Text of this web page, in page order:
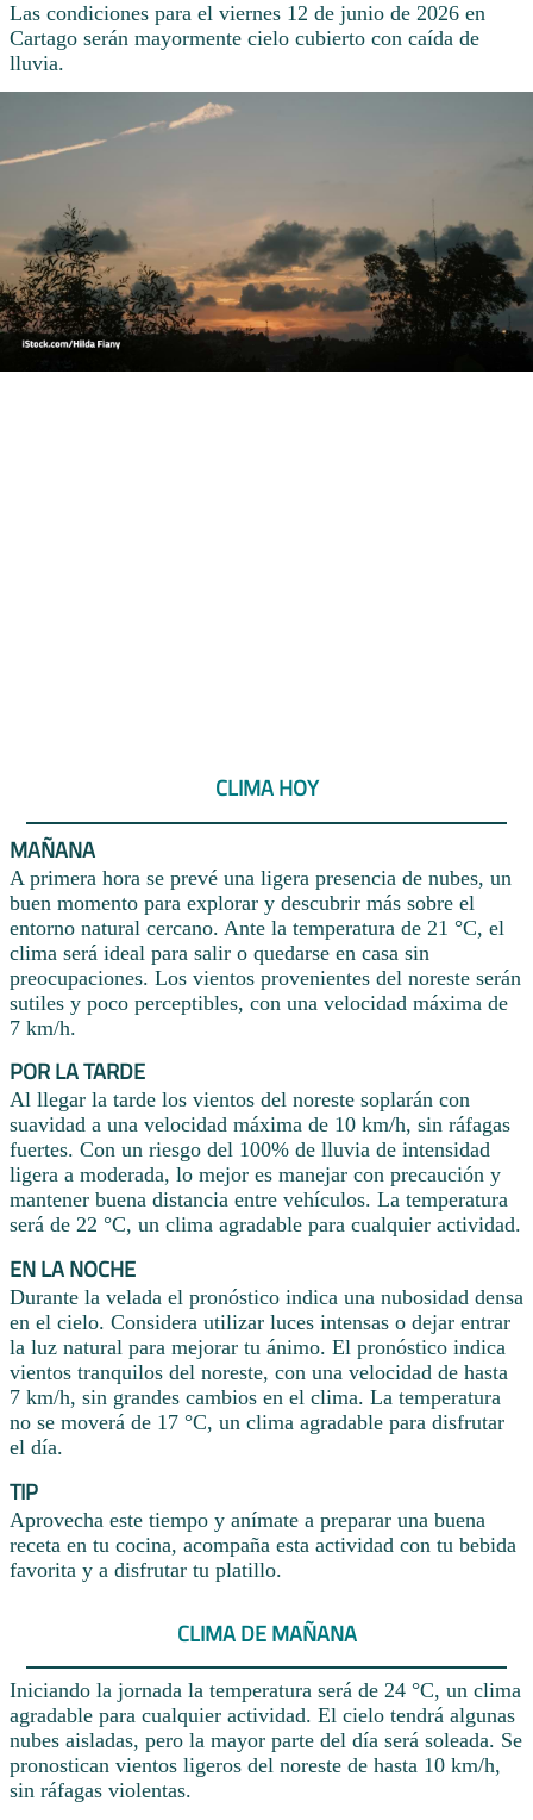
Las condiciones para el viernes 12 de junio de 2026 en
Cartago serán mayormente cielo cubierto con caída de
lluvia.
CLIMA HOY
MAÑANA
A primera hora se prevé una ligera presencia de nubes, un
buen momento para explorar y descubrir más sobre el
entorno natural cercano. Ante la temperatura de 21 °C, el
clima será ideal para salir o quedarse en casa sin
preocupaciones. Los vientos provenientes del noreste serán
sutiles y poco perceptibles, con una velocidad máxima de
7 km/h.
POR LA TARDE
Al llegar la tarde los vientos del noreste soplarán con
suavidad a una velocidad máxima de 10 km/h, sin ráfagas
fuertes. Con un riesgo del 100% de lluvia de intensidad
ligera a moderada, lo mejor es manejar con precaución y
mantener buena distancia entre vehículos. La temperatura
será de 22 °C, un clima agradable para cualquier actividad.
EN LA NOCHE
Durante la velada el pronóstico indica una nubosidad densa
en el cielo. Considera utilizar luces intensas o dejar entrar
la luz natural para mejorar tu ánimo. El pronóstico indica
vientos tranquilos del noreste, con una velocidad de hasta
7 km/h, sin grandes cambios en el clima. La temperatura
no se moverá de 17 °C, un clima agradable para disfrutar
el día.
TIP
Aprovecha este tiempo y anímate a preparar una buena
receta en tu cocina, acompaña esta actividad con tu bebida
favorita y a disfrutar tu platillo.
CLIMA DE MAÑANA
Iniciando la jornada la temperatura será de 24 °C, un clima
agradable para cualquier actividad. El cielo tendrá algunas
nubes aisladas, pero la mayor parte del día será soleada. Se
pronostican vientos ligeros del noreste de hasta 10 km/h,
sin ráfagas violentas.